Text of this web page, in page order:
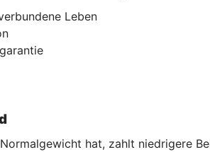
Leben
hat, zahlt niedrigere